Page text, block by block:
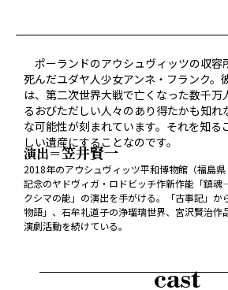
ポーランドのアウシュヴィッツの収容
死んだユダヤ人少女アンネ・フランク。
は、第二次世界大戦で亡くなった数千万
るおびただしい人々のあり得たかも知れ
な可能性が刻まれています。それを知る
しい遺産にすることなのです。
演出＝笠井賢一
2018年のアウシュヴィッツ平和博物館（福島
記念のヤドヴィガ・ロドビッチ作新作能「鎮
クシマの能」の演出を手がける。「古事記」か
物語」、石牟礼道子の浄瑠璃世界、宮沢賢治作
演劇活動を続けている。
cast